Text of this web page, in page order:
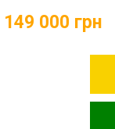
149 000 грн